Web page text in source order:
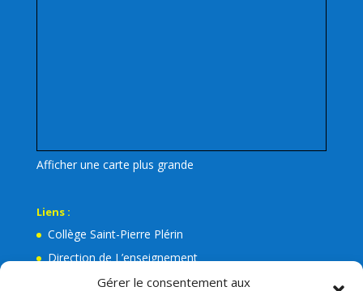
Gérer le consentement aux
Afficher une carte plus grande
Liens :
Collège Saint-Pierre Plérin
Direction de L’enseignement
La Mairie de Plérin